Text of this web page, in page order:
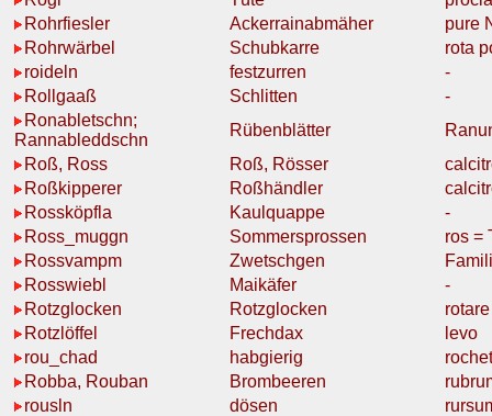
Rohrfiesler
Ackerrainabmäher
pure
Rohrwärbel
Schubkarre
rota
roideln
festzurren
-
Rollgaaß
Schlitten
-
Ronabletschn;
Rannableddschn
Rübenblätter
Roß, Ross
Roß, Rösser
Roßkipperer
Roßhändler
Rossköpfla
Kaulquappe
-
Ross_muggn
Sommersprossen
ros =
Rossvampm
Zwetschgen
Rosswiebl
Maikäfer
-
Rotzglocken
Rotzglocken
Rotzlöffel
Frechdax
levo
rou_chad
habgierig
Robba, Rouban
Brombeeren
rousln
dösen